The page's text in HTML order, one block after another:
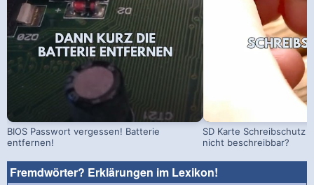
BIOS Passwort vergessen! Batterie
entfernen!
SD Karte Schreibschutz
nicht beschreibbar?
Fremdwörter? Erklärungen im Lexikon!